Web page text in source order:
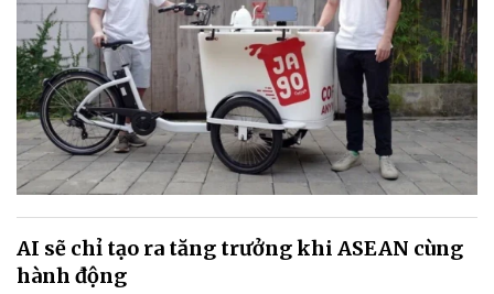
AI sẽ chỉ tạo ra tăng trưởng khi ASEAN cùng
hành động